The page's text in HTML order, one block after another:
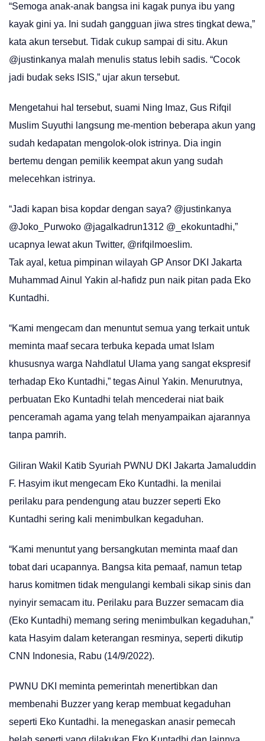
“Semoga anak-anak bangsa ini kagak punya ibu yang
kayak gini ya. Ini sudah gangguan jiwa stres tingkat dewa,”
kata akun tersebut. Tidak cukup sampai di situ. Akun
@justinkanya malah menulis status lebih sadis. “Cocok
jadi budak seks ISIS,” ujar akun tersebut.
Mengetahui hal tersebut, suami Ning Imaz, Gus Rifqil
Muslim Suyuthi langsung me-mention beberapa akun yang
sudah kedapatan mengolok-olok istrinya. Dia ingin
bertemu dengan pemilik keempat akun yang sudah
melecehkan istrinya.
“Jadi kapan bisa kopdar dengan saya? @justinkanya
@Joko_Purwoko @jagalkadrun1312 @_ekokuntadhi,”
ucapnya lewat akun Twitter, @rifqilmoeslim.
Tak ayal, ketua pimpinan wilayah GP Ansor DKI Jakarta
Muhammad Ainul Yakin al-hafidz pun naik pitan pada Eko
Kuntadhi.
“Kami mengecam dan menuntut semua yang terkait untuk
meminta maaf secara terbuka kepada umat Islam
khususnya warga Nahdlatul Ulama yang sangat ekspresif
terhadap Eko Kuntadhi,” tegas Ainul Yakin. Menurutnya,
perbuatan Eko Kuntadhi telah mencederai niat baik
penceramah agama yang telah menyampaikan ajarannya
tanpa pamrih.
Giliran Wakil Katib Syuriah PWNU DKI Jakarta Jamaluddin
F. Hasyim ikut mengecam Eko Kuntadhi. Ia menilai
perilaku para pendengung atau buzzer seperti Eko
Kuntadhi sering kali menimbulkan kegaduhan.
“Kami menuntut yang bersangkutan meminta maaf dan
tobat dari ucapannya. Bangsa kita pemaaf, namun tetap
harus komitmen tidak mengulangi kembali sikap sinis dan
nyinyir semacam itu. Perilaku para Buzzer semacam dia
(Eko Kuntadhi) memang sering menimbulkan kegaduhan,”
kata Hasyim dalam keterangan resminya, seperti dikutip
CNN Indonesia, Rabu (14/9/2022).
PWNU DKI meminta pemerintah menertibkan dan
membenahi Buzzer yang kerap membuat kegaduhan
seperti Eko Kuntadhi. Ia menegaskan anasir pemecah